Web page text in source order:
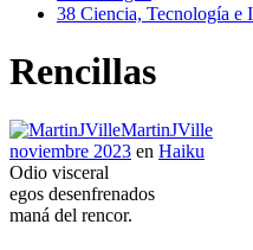
38 Ciencia, Tecnología e
Rencillas
MartinJVille
noviembre 2023 en Haiku
Odio visceral
egos desenfrenados
maná del rencor.